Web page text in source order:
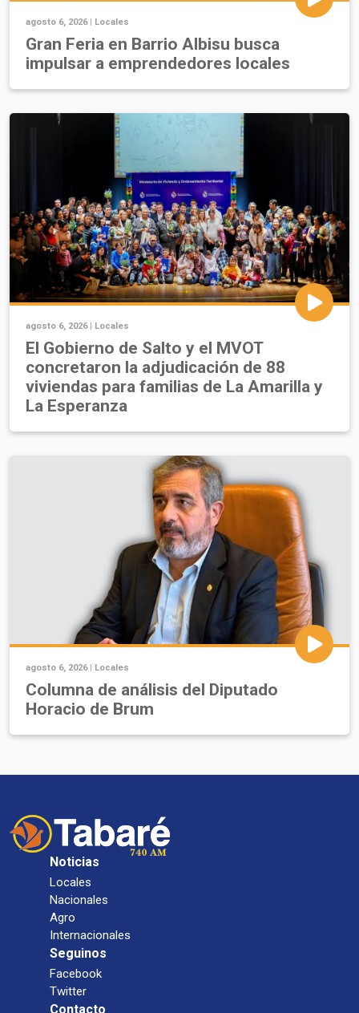
agosto 6, 2026 | Locales
Gran Feria en Barrio Albisu busca
impulsar a emprendedores locales
agosto 6, 2026 | Locales
El Gobierno de Salto y el MVOT
concretaron la adjudicación de 88
viviendas para familias de La Amarilla y
La Esperanza
agosto 6, 2026 | Locales
Columna de análisis del Diputado
Horacio de Brum
Noticias
Locales
Nacionales
Agro
Internacionales
Seguinos
Facebook
Twitter
Contacto